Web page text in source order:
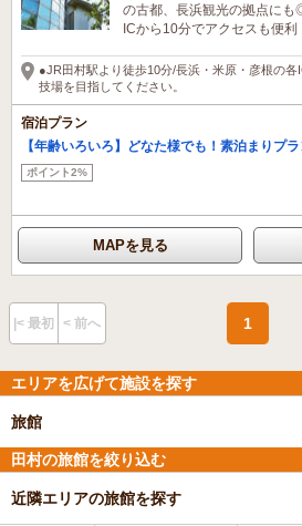
の古都、長浜観光の拠点に
ICから10分でアクセスも便利
●JR田村駅より徒歩10分/長浜・米原・彦根の
技場を目指してください。
宿泊プラン
【年齢いろいろ】どなた様でも！素泊まりプ
ポイント2%
MAPを見る
|< 最初 < 前へ 1
エリアを広げて施設を探す
旅館
田村の旅館を絞り込む
近隣エリアの旅館を探す